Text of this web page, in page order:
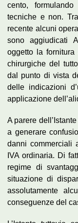
cento,
tecniche e non.
recente alcuni
sono aggiudicati
oggetto la fornitura
chirurgiche del
dal punto di vista
delle indicazioni
applicazione
A parere
a generare
danni commerciali
IVA ordinaria. Di
regime di
situazione di
assolutamente
conseguenze del